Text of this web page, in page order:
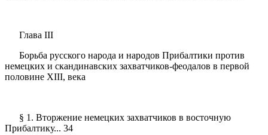
Глава III
Борьба русского народа и народов Прибалтики против
немецких и скандинавских захватчиков-феодалов в первой
половине XIII, века
§ 1. Вторжение немецких захватчиков в восточную
Прибалтику... 34